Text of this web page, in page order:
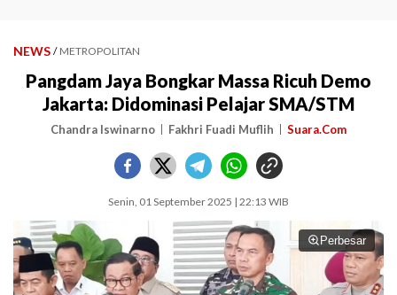
NEWS / METROPOLITAN
Pangdam Jaya Bongkar Massa Ricuh Demo
Jakarta: Didominasi Pelajar SMA/STM
Chandra Iswinarno Fakhri Fuadi Muflih Suara.Com
Senin, 01 September 2025 | 22:13 WIB
Perbesar